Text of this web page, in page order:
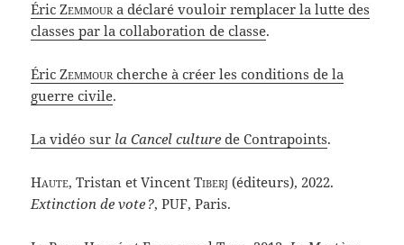
ÉricZemmour a déclaré vouloir remplacer la lutte des
classes par la collaboration de classe.
ÉricZemmour cherche à créer les conditions de la
guerre civile.
La vidéo sur la Cancel culture de Contrapoints.
Haute, Tristan et VincentTiberj (éditeurs), 2022.
Extinction de vote ?, PUF, Paris.